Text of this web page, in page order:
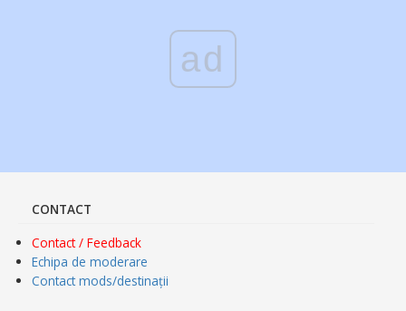
ad
CONTACT
Contact / Feedback
Echipa de moderare
Contact mods/destinații